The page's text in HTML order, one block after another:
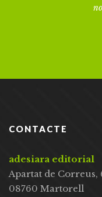
CONTACTE
adesiara editorial
Apartat de Correus,
08760 Martorell